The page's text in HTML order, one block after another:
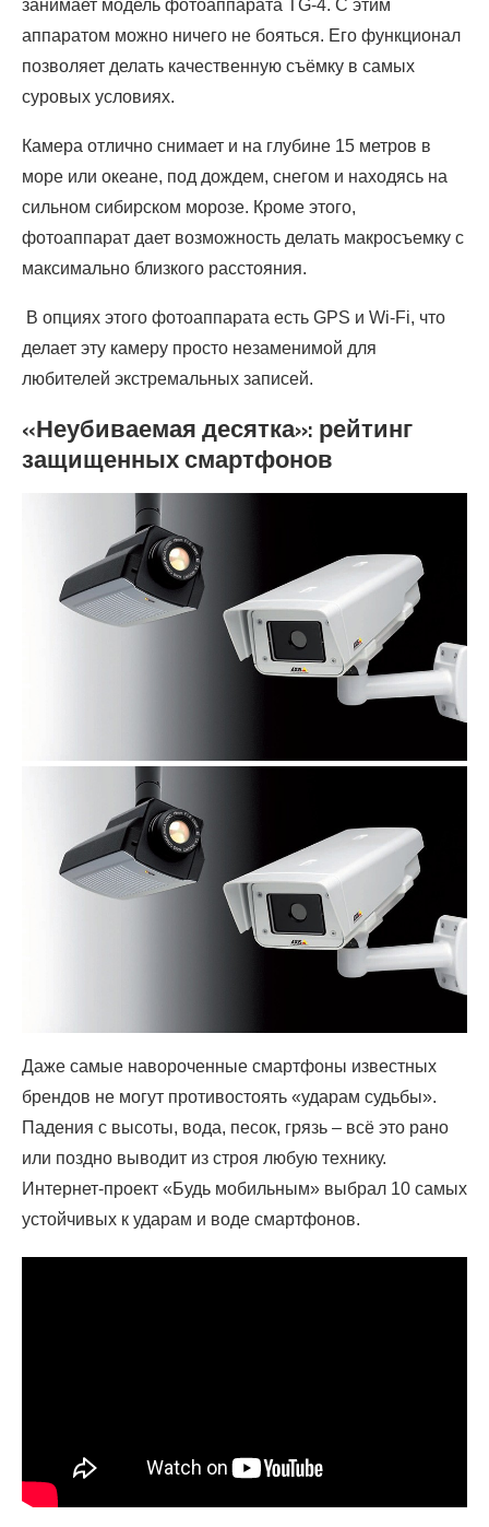
занимает модель фотоаппарата TG-4. С этим
аппаратом можно ничего не бояться. Его функционал
позволяет делать качественную съёмку в самых
суровых условиях.
Камера отлично снимает и на глубине 15 метров в
море или океане, под дождем, снегом и находясь на
сильном сибирском морозе. Кроме этого,
фотоаппарат дает возможность делать макросъемку с
максимально близкого расстояния.
В опциях этого фотоаппарата есть GPS и Wi-Fi, что
делает эту камеру просто незаменимой для
любителей экстремальных записей.
«Неубиваемая десятка»: рейтинг
защищенных смартфонов
Даже самые навороченные смартфоны известных
брендов не могут противостоять «ударам судьбы».
Падения с высоты, вода, песок, грязь – всё это рано
или поздно выводит из строя любую технику.
Интернет-проект «Будь мобильным» выбрал 10 самых
устойчивых к ударам и воде смартфонов.